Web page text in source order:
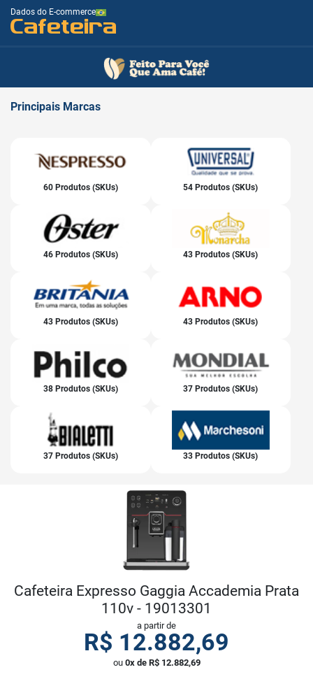
Dados do E-commerce
Cafeteira
Principais Marcas
60 Produtos (SKUs) 54 Produtos (SKUs)
46 Produtos (SKUs) 43 Produtos (SKUs)
43 Produtos (SKUs) 43 Produtos (SKUs)
38 Produtos (SKUs) 37 Produtos (SKUs)
37 Produtos (SKUs) 33 Produtos (SKUs)
Cafeteira Expresso Gaggia Accademia Prata
110v - 19013301
a partir de
R$ 12.882,69
ou 0x de R$ 12.882,69